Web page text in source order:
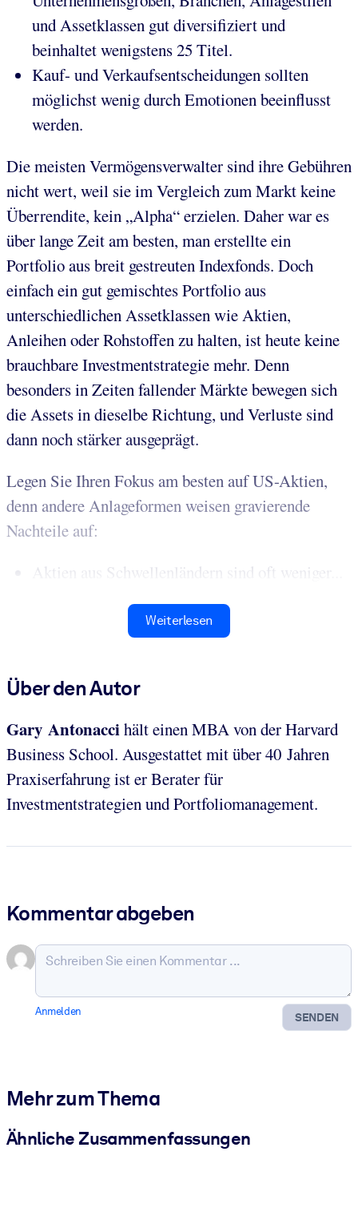
und Assetklassen gut diversifiziert und
beinhaltet wenigstens 25 Titel.
Kauf- und Verkaufsentscheidungen sollten
möglichst wenig durch Emotionen beeinflusst
werden.
Die meisten Vermögensverwalter sind ihre Gebühren
nicht wert, weil sie im Vergleich zum Markt keine
Überrendite, kein „Alpha“ erzielen. Daher war es
über lange Zeit am besten, man erstellte ein
Portfolio aus breit gestreuten Indexfonds. Doch
einfach ein gut gemischtes Portfolio aus
unterschiedlichen Assetklassen wie Aktien,
Anleihen oder Rohstoffen zu halten, ist heute keine
brauchbare Investmentstrategie mehr. Denn
besonders in Zeiten fallender Märkte bewegen sich
die Assets in dieselbe Richtung, und Verluste sind
dann noch stärker ausgeprägt.
Legen Sie Ihren Fokus am besten auf US-Aktien,
denn andere Anlageformen weisen gravierende
Nachteile auf:
Aktien aus Schwellenländern sind oft weniger...
Weiterlesen
Über den Autor
Gary Antonaccihält einen MBA von der Harvard
Business School. Ausgestattet mit über 40 Jahren
Praxiserfahrung ist er Berater für
Investmentstrategien und Portfoliomanagement.
Kommentar abgeben
SENDEN
Anmelden
Mehr zum Thema
Ähnliche Zusammenfassungen